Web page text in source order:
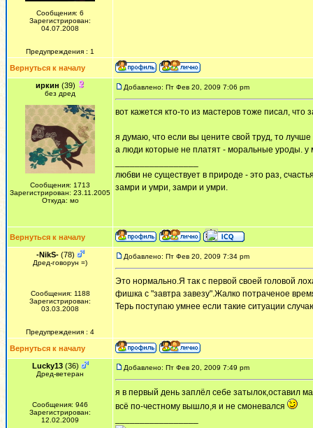
Сообщения: 6
Зарегистрирован:
04.07.2008
Предупреждения : 1
Вернуться к началу
иркин (39)
без дред
Сообщения: 1713
Зарегистрирован: 23.11.2005
Откуда: мо
Добавлено: Пт Фев 20, 2009 7:06 pm
вот кажется кто-то из мастеров тоже писал, что
я думаю, что если вы цените свой труд, то
а люди которые не платят - моральные уроды. у
любви не существует в природе - это раз,
замри и умри, замри и умри.
Вернуться к началу
-NikS-(78)
Дред-говорун =)
Сообщения: 1188
Зарегистрирован:
03.03.2008
Предупреждения : 4
Добавлено: Пт Фев 20, 2009 7:34 pm
Это нормально.Я так с первой своей головой
фишка с "завтра завезу".Жалко потраченое
Терь поступаю умнее если такие ситуации
Вернуться к началу
Lucky13(36)
Дред-ветеран
Сообщения: 946
Зарегистрирован:
12.02.2009
Добавлено: Пт Фев 20, 2009 7:49 pm
я в первый день заплёл себе затылок,оставил
всё по-честному вышло,я и не смоневался